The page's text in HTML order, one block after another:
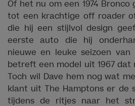
Of het nu om een 1974
tot een krachtige off roader
die hij een stijlvol design
eerste auto die hij
nieuwe en leuke seizoen van
betreft een model uit 1967 dat
Toch wil Dave hem nog wat
klant uit The Hamptons er de
tijdens de ritjes naar het